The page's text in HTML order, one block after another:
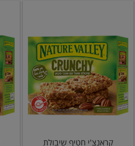
קראנצ'י חטיף שיבולת